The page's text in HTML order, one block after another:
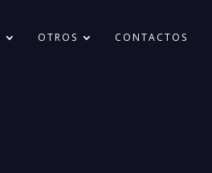
OTROS CONTACTOS